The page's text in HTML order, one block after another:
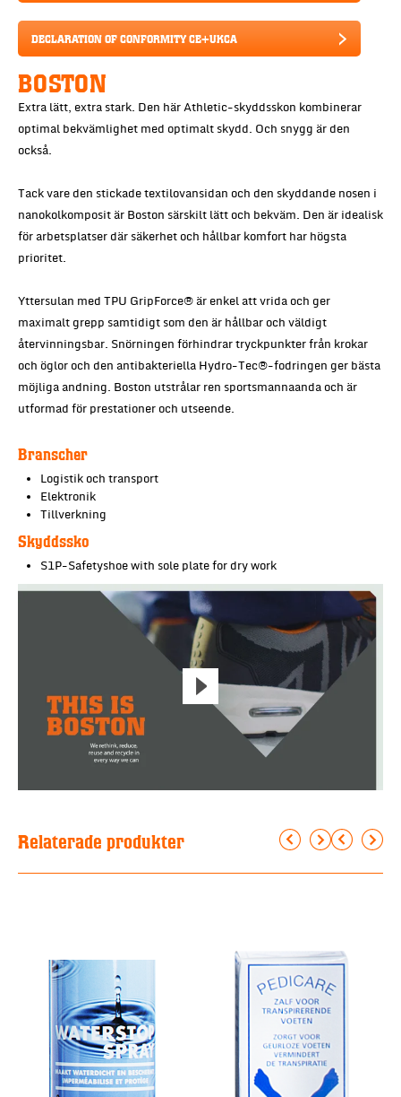
DECLARATION OF CONFORMITY CE+UKCA
BOSTON
Extra lätt, extra stark. Den här Athletic-skyddsskon kombinerar
optimal bekvämlighet med optimalt skydd. Och snygg är den
också.
Tack vare den stickade textilovansidan och den skyddande nosen i
nanokolkomposit är Boston särskilt lätt och bekväm. Den är idealisk
för arbetsplatser där säkerhet och hållbar komfort har högsta
prioritet.
Yttersulan med TPU GripForce® är enkel att vrida och ger
maximalt grepp samtidigt som den är hållbar och väldigt
återvinningsbar. Snörningen förhindrar tryckpunkter från krokar
och öglor och den antibakteriella Hydro-Tec®-fodringen ger bästa
möjliga andning. Boston utstrålar ren sportsmannaanda och är
utformad för prestationer och utseende.
Branscher
Logistik och transport
Elektronik
Tillverkning
Skyddssko
S1P-Safetyshoe with sole plate for dry work
Relaterade produkter